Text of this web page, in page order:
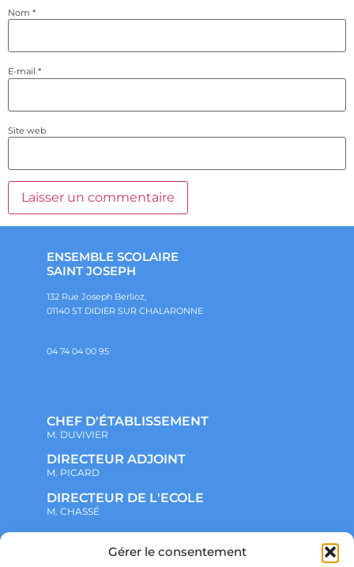
Gérer le consentement
Nom *
E-mail *
Site web
ENSEMBLE SCOLAIRE
SAINT JOSEPH
132 Rue Joseph Berlioz,
01140 ST DIDIER SUR CHALARONNE
04 74 04 00 95
CHEF D'ÉTABLISSEMENT
M. DUVIVIER
DIRECTEUR ADJOINT
M. PICARD
DIRECTEUR DE L'ECOLE
M. CHASSÉ
NOTRE ENSEMBLE SCOLAIRE